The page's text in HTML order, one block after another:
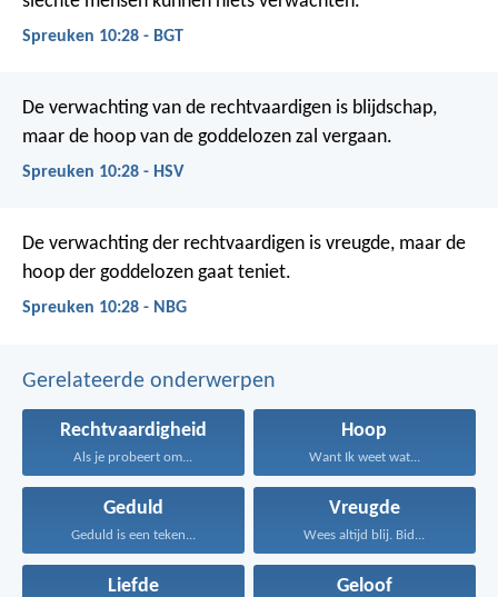
Spreuken 10:28 - BGT
De verwachting van de rechtvaardigen is blijdschap,
maar de hoop van de goddelozen zal vergaan.
Spreuken 10:28 - HSV
De verwachting der rechtvaardigen is vreugde, maar de
hoop der goddelozen gaat teniet.
Spreuken 10:28 - NBG
Gerelateerde onderwerpen
Rechtvaardigheid
Als je probeert om...
Hoop
Want Ik weet wat...
Geduld
Geduld is een teken...
Vreugde
Wees altijd blij. Bid...
Liefde Geloof